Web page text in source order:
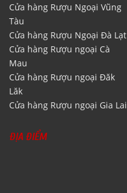
Cửa hàng Rượu Ngoại Vũng
Tàu
Cửa hàng Rượu Ngoại Đà Lạt
Cửa hàng Rượu ngoại Cà
Mau
Cửa hàng Rượu ngoại Đăk
Lăk
Cửa hàng Rượu ngoại Gia Lai
ĐỊA ĐIỂM